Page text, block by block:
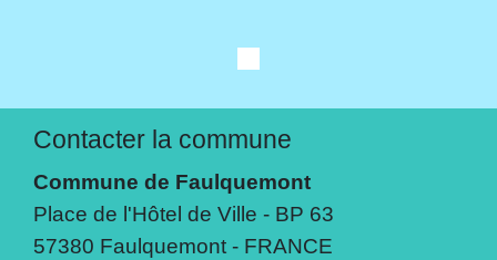
Contacter la commune
Commune de Faulquemont
Place de l'Hôtel de Ville - BP 63
57380 Faulquemont - FRANCE